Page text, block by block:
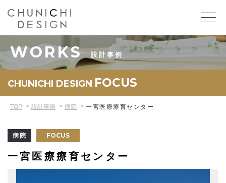
WORKS 設計事例
CHUNICHI DESIGN FOCUS
TOP 設計事例 病院 一宮医療療育センター
病院 FOCUS
一宮医療療育センター